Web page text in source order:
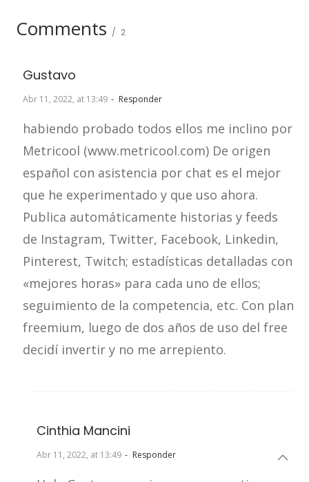
Comments 2
Gustavo
Abr 11, 2022, at 13:49 Responder
habiendo probado todos ellos me inclino por
Metricool (www.metricool.com) De origen
español con asistencia por chat es el mejor
que he experimentado y que uso ahora.
Publica automáticamente historias y feeds
de Instagram, Twitter, Facebook, Linkedin,
Pinterest, Twitch; estadísticas detalladas con
«mejores horas» para cada uno de ellos;
seguimiento de la competencia, etc. Con plan
freemium, luego de dos años de uso del free
decidí invertir y no me arrepiento.
Cinthia Mancini
Abr 11, 2022, at 13:49 Responder